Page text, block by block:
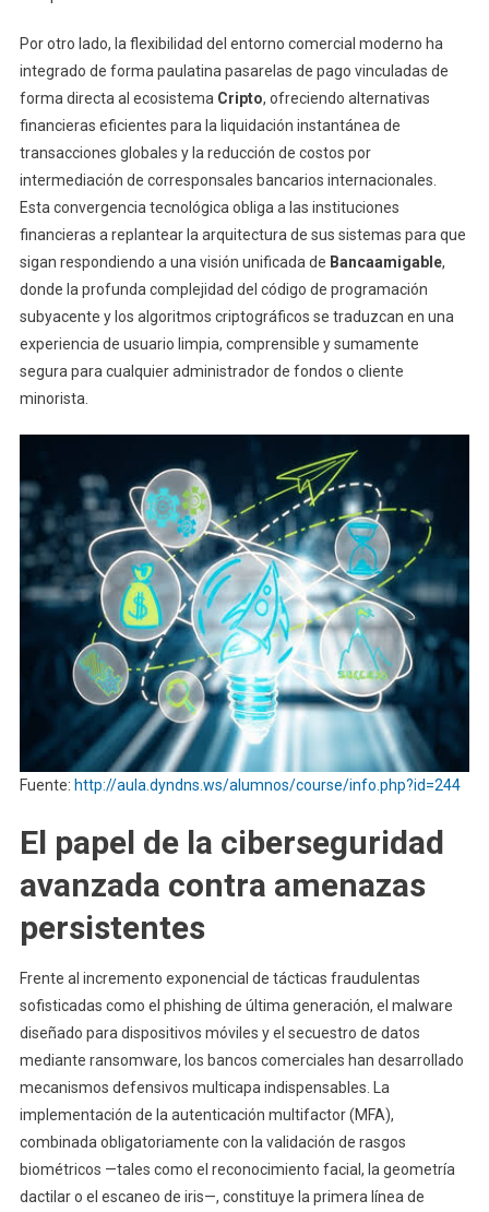
Por otro lado, la flexibilidad del entorno comercial moderno ha
integrado de forma paulatina pasarelas de pago vinculadas de
forma directa al ecosistema Cripto, ofreciendo alternativas
financieras eficientes para la liquidación instantánea de
transacciones globales y la reducción de costos por
intermediación de corresponsales bancarios internacionales.
Esta convergencia tecnológica obliga a las instituciones
financieras a replantear la arquitectura de sus sistemas para que
sigan respondiendo a una visión unificada de Bancaamigable,
donde la profunda complejidad del código de programación
subyacente y los algoritmos criptográficos se traduzcan en una
experiencia de usuario limpia, comprensible y sumamente
segura para cualquier administrador de fondos o cliente
minorista.
Fuente: http://aula.dyndns.ws/alumnos/course/info.php?id=244
El papel de la ciberseguridad
avanzada contra amenazas
persistentes
Frente al incremento exponencial de tácticas fraudulentas
sofisticadas como el phishing de última generación, el malware
diseñado para dispositivos móviles y el secuestro de datos
mediante ransomware, los bancos comerciales han desarrollado
mecanismos defensivos multicapa indispensables. La
implementación de la autenticación multifactor (MFA),
combinada obligatoriamente con la validación de rasgos
biométricos —tales como el reconocimiento facial, la geometría
dactilar o el escaneo de iris—, constituye la primera línea de